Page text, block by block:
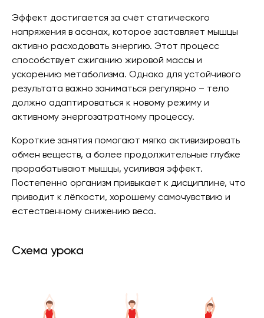
Эффект достигается за счёт статического
напряжения в асанах, которое заставляет мышцы
активно расходовать энергию. Этот процесс
способствует сжиганию жировой массы и
ускорению метаболизма. Однако для устойчивого
результата важно заниматься регулярно – тело
должно адаптироваться к новому режиму и
активному энергозатратному процессу.
Короткие занятия помогают мягко активизировать
обмен веществ, а более продолжительные глубже
прорабатывают мышцы, усиливая эффект.
Постепенно организм привыкает к дисциплине, что
приводит к лёгкости, хорошему самочувствию и
естественному снижению веса.
Схема урока